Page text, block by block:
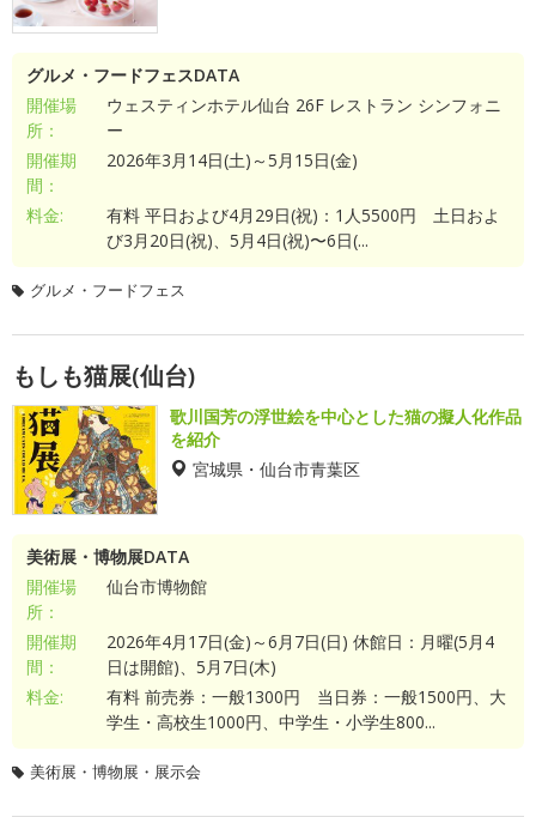
グルメ・フードフェスDATA
開催場
所：
ウェスティンホテル仙台 26F レストラン シンフォニ
ー
開催期
間：
2026年3月14日(土)～5月15日(金)
料金:
有料 平日および4月29日(祝)：1人5500円 土日およ
び3月20日(祝)、5月4日(祝)〜6日(...
グルメ・フードフェス
もしも猫展(仙台)
歌川国芳の浮世絵を中心とした猫の擬人化作品
を紹介
宮城県・仙台市青葉区
美術展・博物展DATA
開催場
所：
仙台市博物館
開催期
間：
2026年4月17日(金)～6月7日(日) 休館日：月曜(5月4
日は開館)、5月7日(木)
料金:
有料 前売券：一般1300円 当日券：一般1500円、大
学生・高校生1000円、中学生・小学生800...
美術展・博物展・展示会